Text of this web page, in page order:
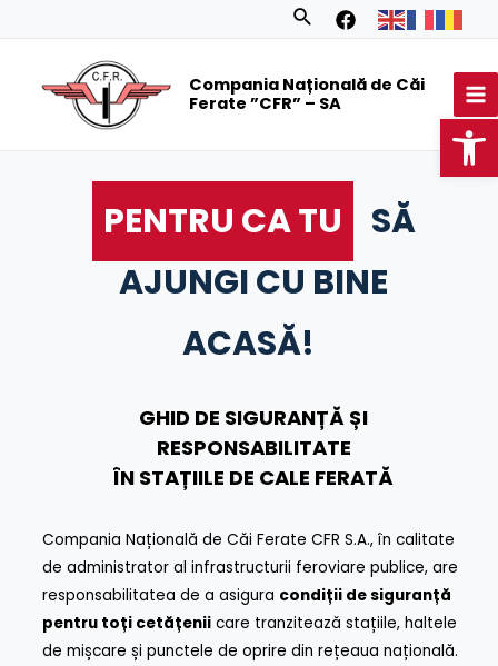
Search
Compania Națională de Căi
Ferate ”CFR” – SA
PENTRU CA TU
SĂ
AJUNGI CU BINE
ACASĂ!
GHID DE SIGURANȚĂ ȘI
RESPONSABILITATE
ÎN STAȚIILE DE CALE FERATĂ
Compania Națională de Căi Ferate CFR S.A., în calitate
de administrator al infrastructurii feroviare publice, are
responsabilitatea de a asigura condiții de siguranță
pentru toți cetățenii care tranzitează stațiile, haltele
de mișcare și punctele de oprire din rețeaua națională.